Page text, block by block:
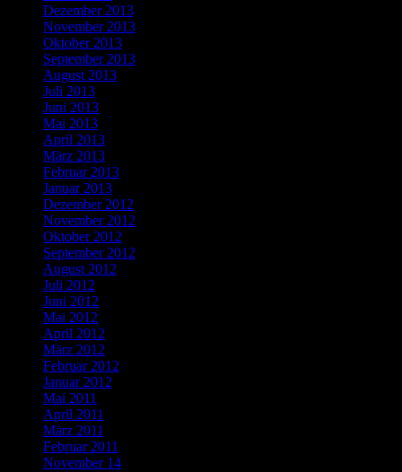
Dezember 2013
November 2013
Oktober 2013
September 2013
August 2013
Juli 2013
Juni 2013
Mai 2013
April 2013
März 2013
Februar 2013
Januar 2013
Dezember 2012
November 2012
Oktober 2012
September 2012
August 2012
Juli 2012
Juni 2012
Mai 2012
April 2012
März 2012
Februar 2012
Januar 2012
Mai 2011
April 2011
März 2011
Februar 2011
November 14